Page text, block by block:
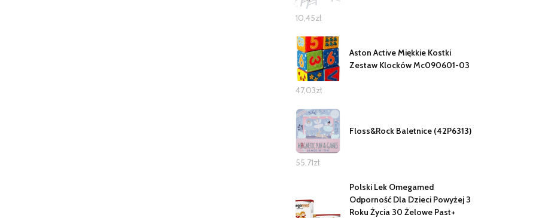
10,45zł
Aston Active Miękkie Kostki
Zestaw Klocków Mc090601-03
47,03zł
Floss&Rock Baletnice (42P6313)
55,71zł
Polski Lek Omegamed
Odporność Dla Dzieci Powyżej 3
Roku Życia 30 Żelowe Past+